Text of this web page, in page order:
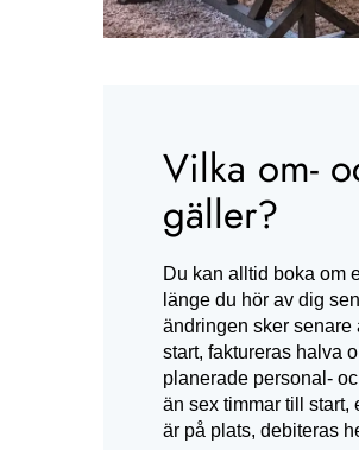
Vilka om-
gäller?
Du kan alltid boka om
länge du hör av dig
ändringen sker senare
start, faktureras halva
planerade personal-
än sex timmar till start,
är på plats, debiteras